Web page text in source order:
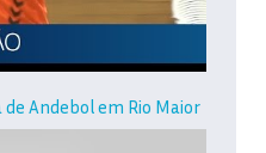
Andebol em Rio Maior